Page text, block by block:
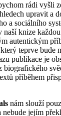
rádi vyšli
upravit a
a sociálního
naší knize
autentickým
teprve bude
publikace je
biografického
příběhem
nám slouží
nebude jejím